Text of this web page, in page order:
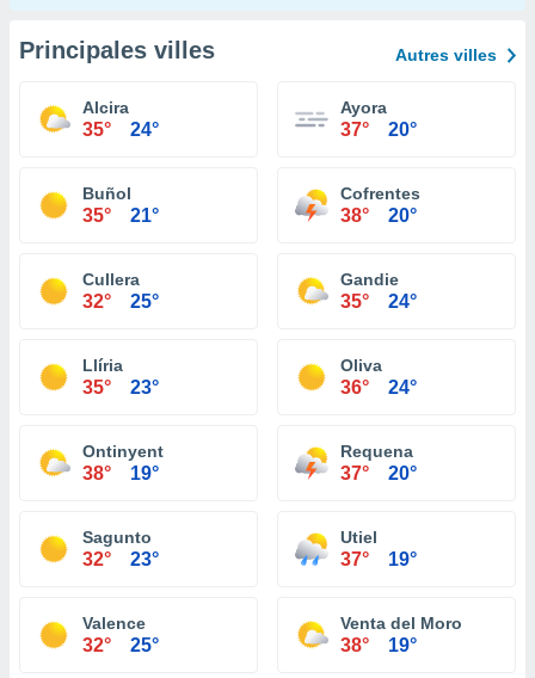
Principales villes Autres villes
Alcira
35° 24°
Ayora
37° 20°
Buñol
35° 21°
Cofrentes
38° 20°
Cullera
32° 25°
Gandie
35° 24°
Llíria
35° 23°
Oliva
36° 24°
Ontinyent
38° 19°
Requena
37° 20°
Sagunto
32° 23°
Utiel
37° 19°
Valence
32° 25°
Venta del Moro
38° 19°